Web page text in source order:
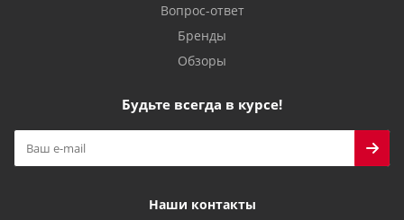
Вопрос-ответ
Бренды
Обзоры
Будьте всегда в курсе!
Наши контакты